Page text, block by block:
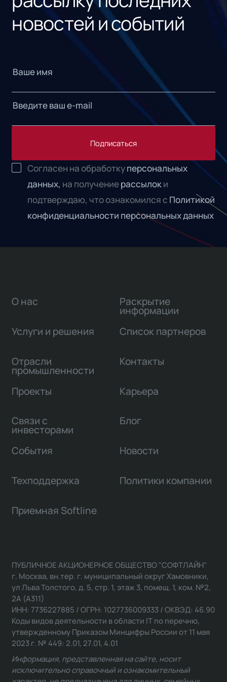
новостей и событий
Подписаться
Согласен на обработкуперсональных
данных, на получениерассылоки
подтверждаю, что ознакомился с Политикой
конфиденциальности персональных данных
О нас
Услуги и решения
Отрасли
промышленности
Проекты
Связи с
инвесторами
Раскрытие
информации
Список партнеров
Контакты
Карьера
Блог
События Новости
Техподдержка Политики компании
Приемная Softline
ПУБЛИЧНОЕ АКЦИОНЕРНОЕ ОБЩЕСТВО "СОФТЛАЙН"
г. Москва, вн.тер. г. муниципальный округ Хамовники,
ул Льва Толстого, д. 5, стр. 1, этаж 3, помещ. 1, ком. №2,
2А (А311)
ИНН: 7736227885 / ОГРН: 1027736009333 / ОКВЭД: 46.90
Коды видов деятельности в области IT по перечню,
утвержденному Приказом Минцифры России от 11 мая
2023 г. № 449: 2.01, 27.01, 4.01
Информация, представленная на сайте, носит
исключительно справочный и ознакомительный